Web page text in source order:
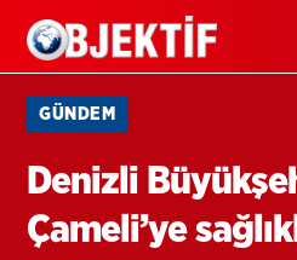
GÜNDEM
Denizli
Çameli’ye